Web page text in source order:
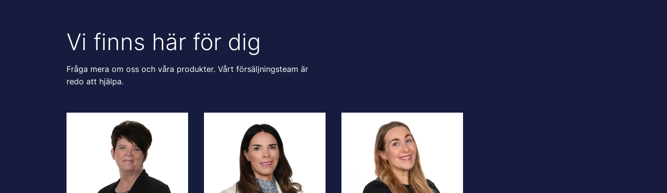
Vi finns här för dig
Fråga mera om oss och våra produkter. Vårt försäljningsteam är
redo att hjälpa.